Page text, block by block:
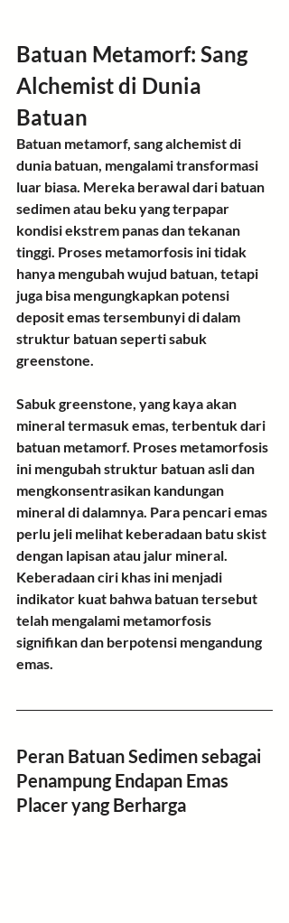
Batuan Metamorf: Sang
Alchemist di Dunia
Batuan
Batuan metamorf, sang alchemist di
dunia batuan, mengalami transformasi
luar biasa. Mereka berawal dari batuan
sedimen atau beku yang terpapar
kondisi ekstrem panas dan tekanan
tinggi. Proses metamorfosis ini tidak
hanya mengubah wujud batuan, tetapi
juga bisa mengungkapkan potensi
deposit emas tersembunyi di dalam
struktur batuan seperti sabuk
greenstone.
Sabuk greenstone, yang kaya akan
mineral termasuk emas, terbentuk dari
batuan metamorf. Proses metamorfosis
ini mengubah struktur batuan asli dan
mengkonsentrasikan kandungan
mineral di dalamnya. Para pencari emas
perlu jeli melihat keberadaan batu skist
dengan lapisan atau jalur mineral.
Keberadaan ciri khas ini menjadi
indikator kuat bahwa batuan tersebut
telah mengalami metamorfosis
signifikan dan berpotensi mengandung
emas.
Peran Batuan Sedimen sebagai
Penampung Endapan Emas
Placer yang Berharga